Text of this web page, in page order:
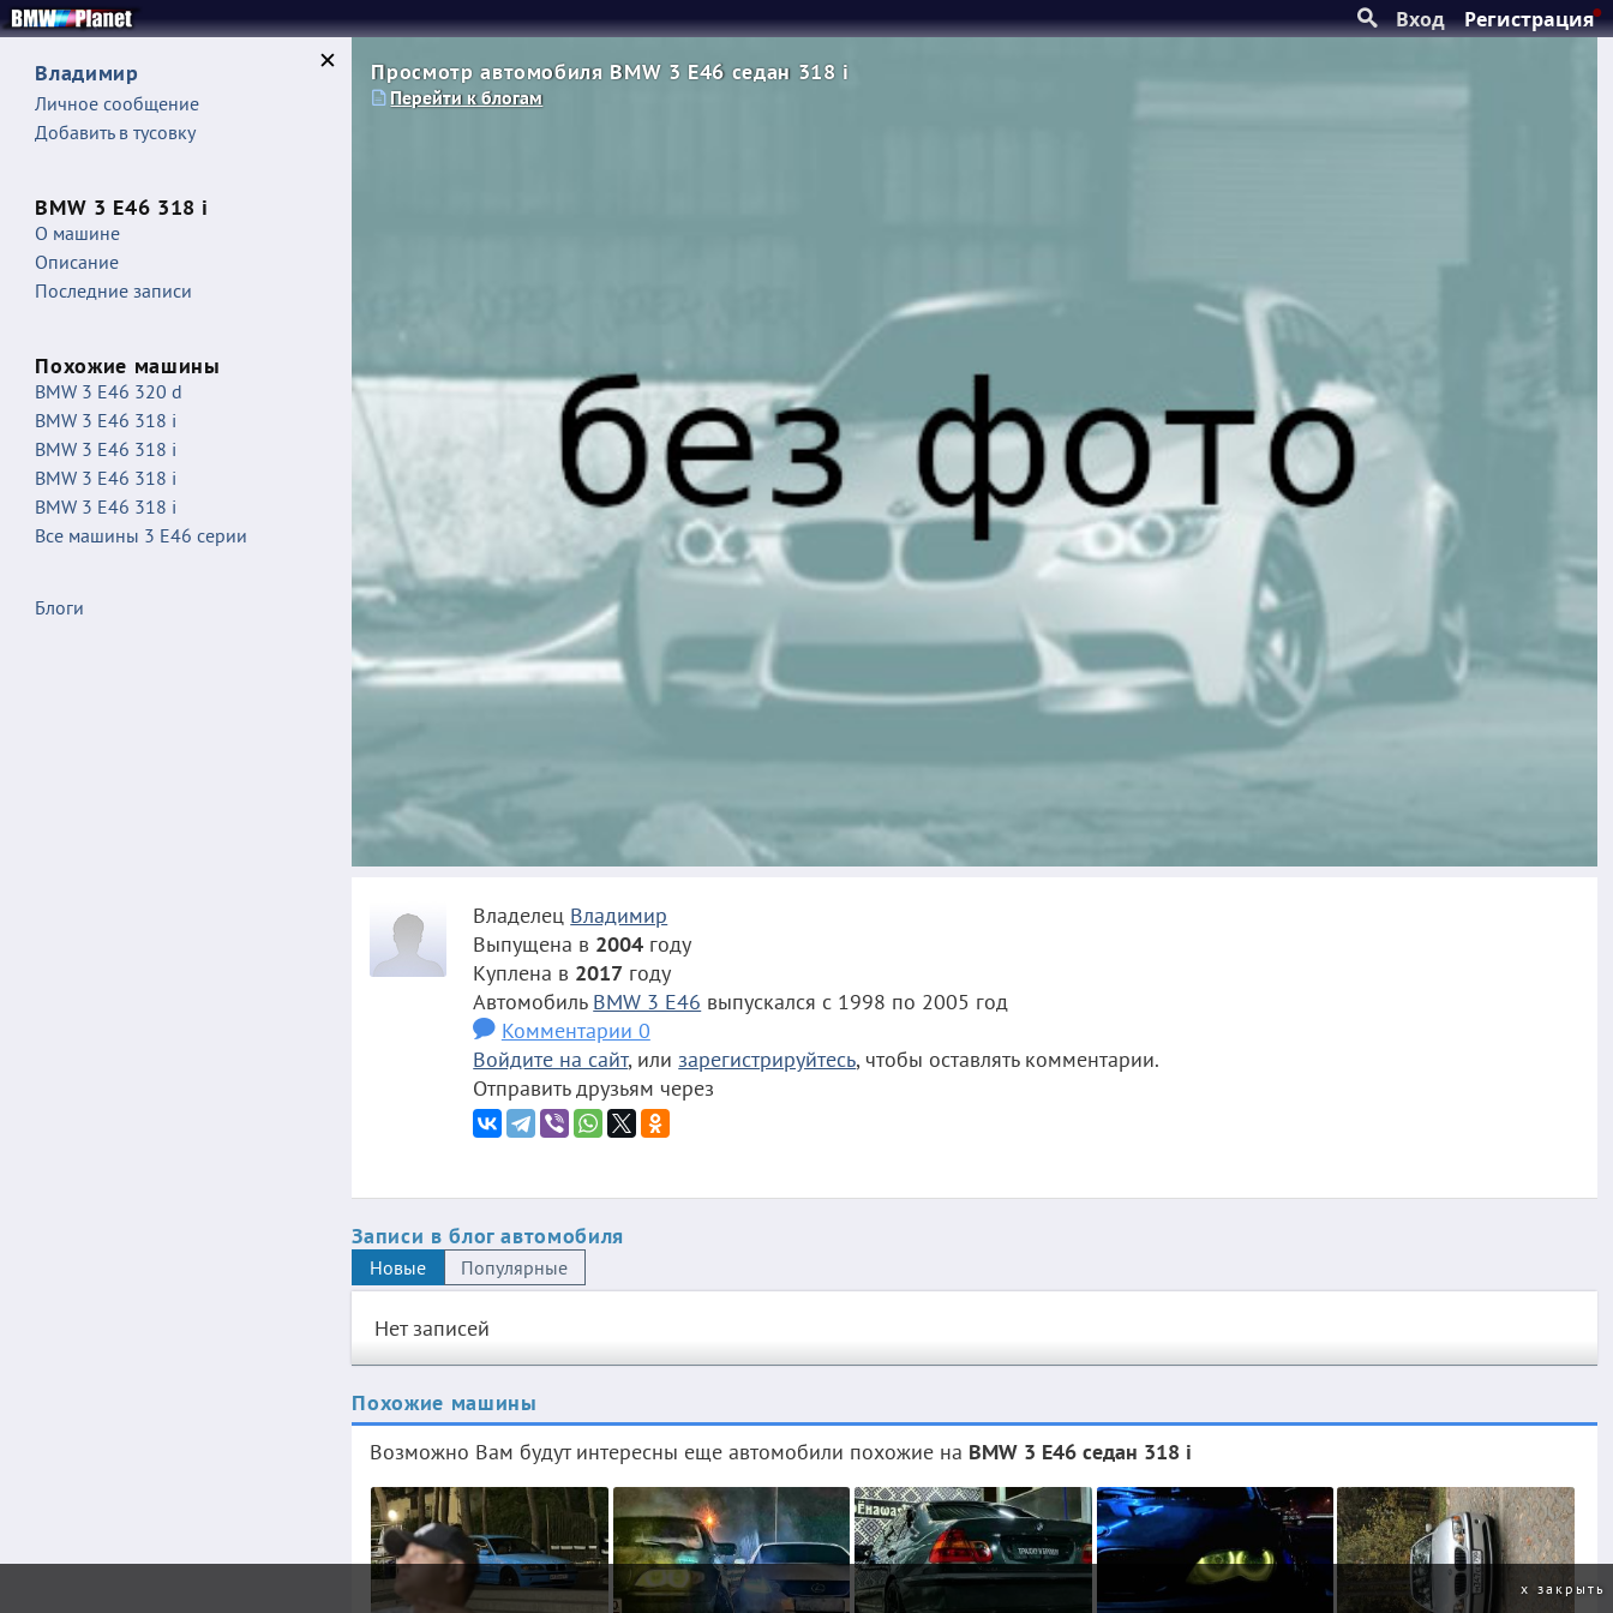
Вход Регистрация
Владимир
Личное сообщение
Добавить в тусовку
BMW 3 E46 318 i
О машине
Описание
Последние записи
Похожие машины
BMW 3 E46 320 d
BMW 3 E46 318 i
BMW 3 E46 318 i
BMW 3 E46 318 i
BMW 3 E46 318 i
Все машины 3 E46 серии
Блоги
Просмотр автомобиля BMW 3 E46 седан 318 i
Перейти к блогам
Владелец Владимир
Выпущена в 2004 году
Куплена в 2017 году
Автомобиль BMW 3 E46 выпускался с 1998 по 2005 год
Комментарии 0
Войдите на сайт, или зарегистрируйтесь, чтобы оставлять комментарии.
Отправить друзьям через
Записи в блог автомобиля
Новые Популярные
Нет записей
Похожие машины
Возможно Вам будут интересны еще автомобили похожие на BMW 3 E46 седан 318 i
закрыть